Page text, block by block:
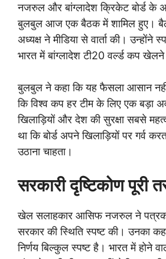
नजरुल और बांग्लादेश क्रिकेट बोर्ड के
बुलबुल आज एक बैठक में शामिल हुए।
अध्यक्ष ने मीडिया से वार्ता की। उन्होंने
भारत में बांग्लादेश टी20 वर्ल्ड कप खेलने
बुलबुल ने कहा कि यह फैसला आसान
कि विश्व कप हर टीम के लिए एक बड़ा
खिलाड़ियों और देश की सुरक्षा सबसे
था कि बोर्ड अपने खिलाड़ियों पर गर्व
उठाना चाहता।
सरकारी दृष्टिकोण पूरी
खेल सलाहकार आसिफ नजरुल ने
सरकार की स्थिति स्पष्ट की। उनका
निर्णय बिल्कुल स्पष्ट है। भारत में होने